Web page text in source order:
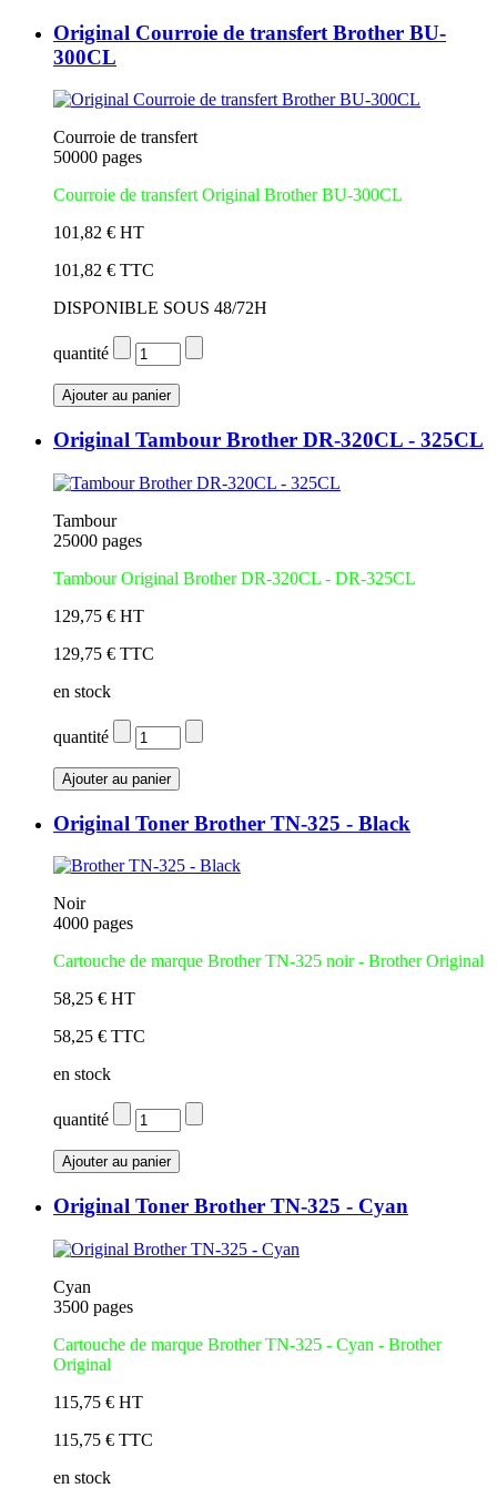
Original Courroie de transfert Brother BU-
300CL
Courroie de transfert
50000 pages
Courroie de transfert Original Brother BU-300CL
101,82 € HT
101,82 € TTC
DISPONIBLE SOUS 48/72H
quantité
Original Tambour Brother DR-320CL - 325CL
Tambour
25000 pages
Tambour Original Brother DR-320CL - DR-325CL
129,75 € HT
129,75 € TTC
en stock
quantité
Original Toner Brother TN-325 - Black
Noir
4000 pages
Cartouche de marque Brother TN-325 noir - Brother Original
58,25 € HT
58,25 € TTC
en stock
quantité
Original Toner Brother TN-325 - Cyan
Cyan
3500 pages
Cartouche de marque Brother TN-325 - Cyan - Brother
Original
115,75 € HT
115,75 € TTC
en stock